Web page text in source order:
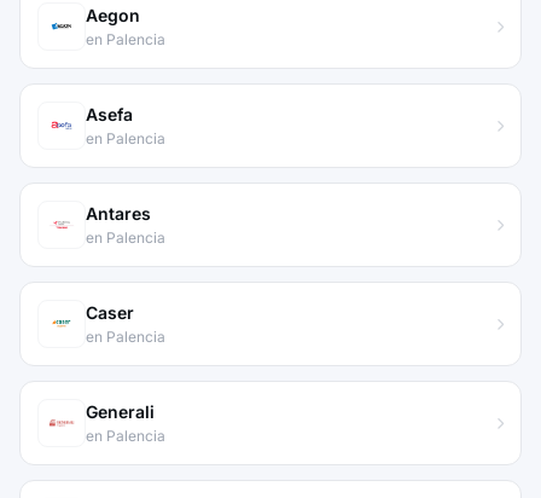
Aegon
en Palencia
Asefa
en Palencia
Antares
en Palencia
Caser
en Palencia
Generali
en Palencia